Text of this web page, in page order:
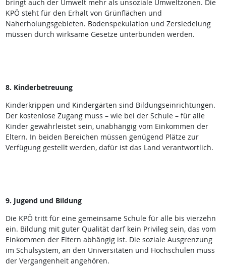
bringt auch der Umwelt mehr als unsoziale Umweltzonen. Die
KPÖ steht für den Erhalt von Grünflächen und
Naherholungsgebieten. Bodenspekulation und Zersiedelung
müssen durch wirksame Gesetze unterbunden werden.
8. Kinderbetreuung
Kinderkrippen und Kindergärten sind Bildungseinrichtungen.
Der kostenlose Zugang muss – wie bei der Schule – für alle
Kinder gewährleistet sein, unabhängig vom Einkommen der
Eltern. In beiden Bereichen müssen genügend Plätze zur
Verfügung gestellt werden, dafür ist das Land verantwortlich.
9. Jugend und Bildung
Die KPÖ tritt für eine gemeinsame Schule für alle bis vierzehn
ein. Bildung mit guter Qualität darf kein Privileg sein, das vom
Einkommen der Eltern abhängig ist. Die soziale Ausgrenzung
im Schulsystem, an den Universitäten und Hochschulen muss
der Vergangenheit angehören.